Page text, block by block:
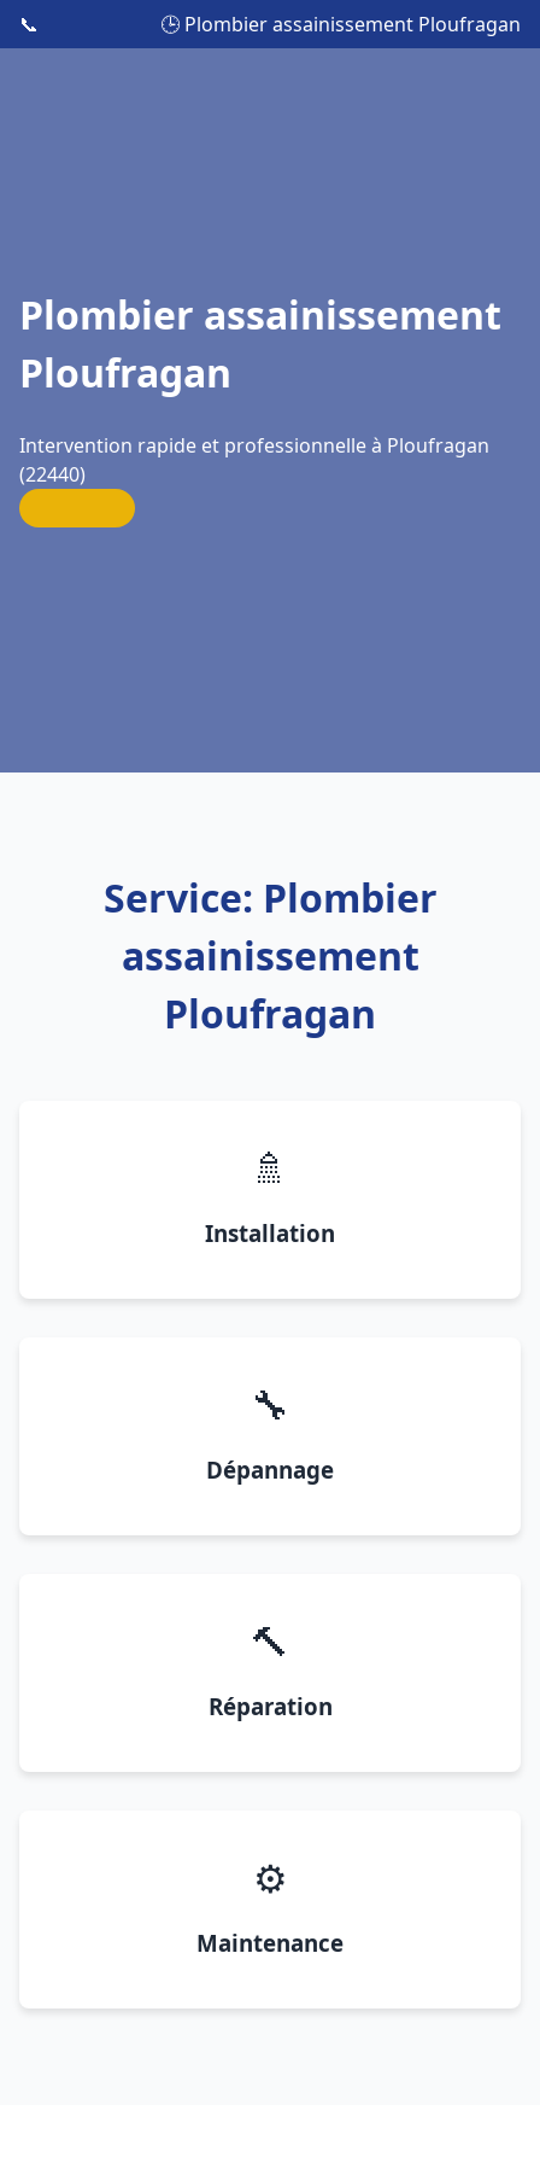
📞 🕒 Plombier assainissement Ploufragan
Plombier assainissement
Ploufragan
Intervention rapide et professionnelle à Ploufragan
(22440)
Service: Plombier
assainissement
Ploufragan
🚿
Installation
🔧
Dépannage
🔨
Réparation
⚙️
Maintenance